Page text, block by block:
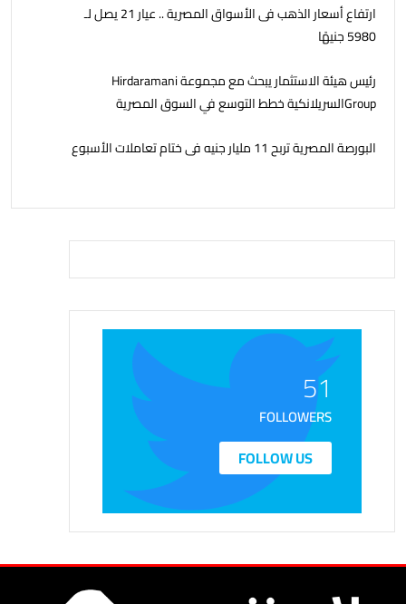
ارتفاع أسعار الذهب فى الأسواق المصرية .. عيار 21 يصل لـ
5980 جنيهًا
رئيس هيئة الاستثمار يبحث مع مجموعة Hirdaramani
Groupالسريلانكية خطط التوسع في السوق المصرية
البورصة المصرية تربح 11 مليار جنيه فى ختام تعاملات الأسبوع
51
FOLLOWERS
FOLLOW US